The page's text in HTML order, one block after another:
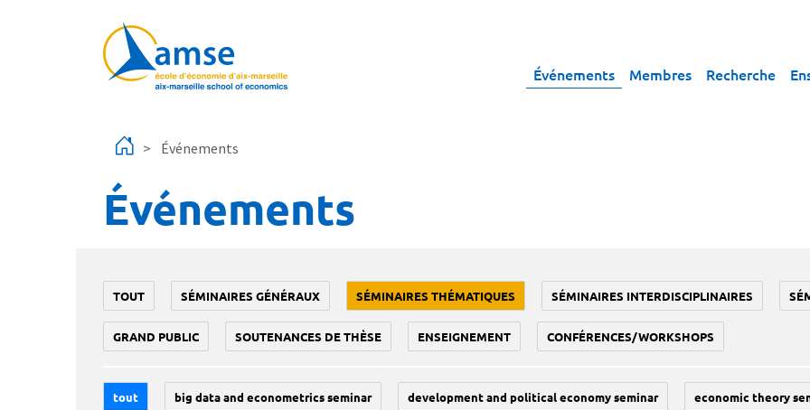
Événements Membres Recherche
Événements
Événements
TOUT SÉMINAIRES GÉNÉRAUX SÉMINAIRES THÉMATIQUES SÉMINAIRES INTERDISCIPLINAIRES
GRAND PUBLIC SOUTENANCES DE THÈSE ENSEIGNEMENT CONFÉRENCES/WORKSHOPS
tout big data and econometrics seminar development and political economy seminar economic theory